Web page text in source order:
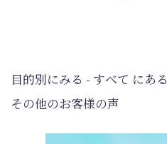
目的別にみる - すべて にある
その他のお客様の声